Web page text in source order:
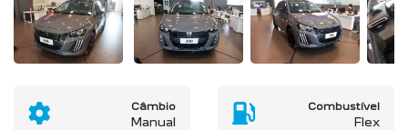
Câmbio
Manual
Combustível
Flex